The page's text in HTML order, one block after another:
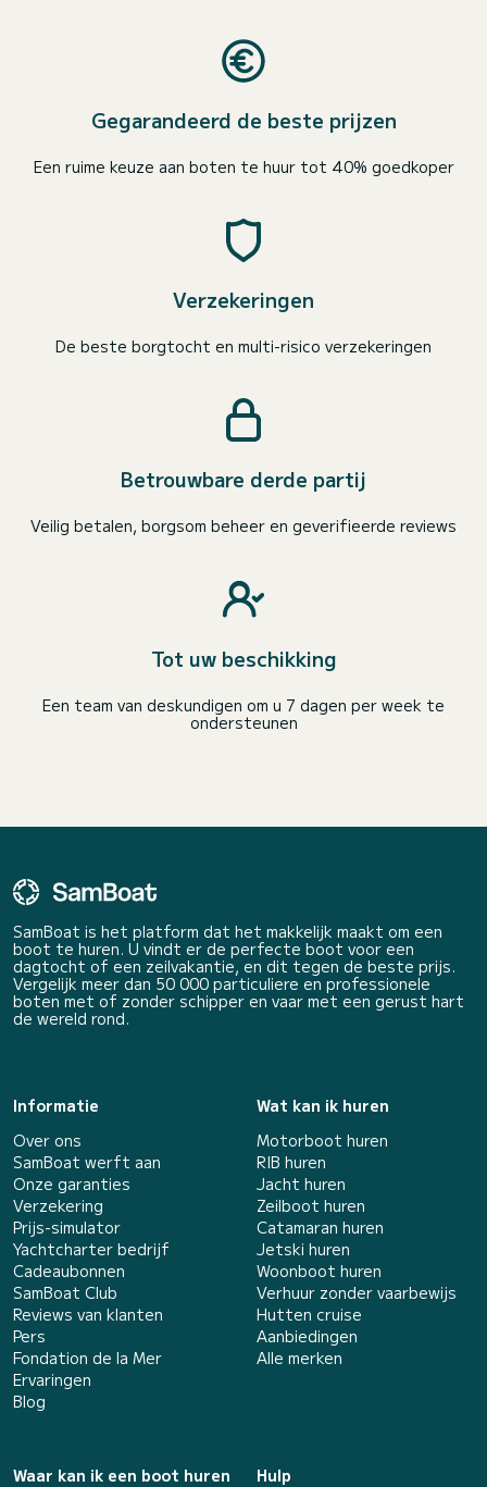
Gegarandeerd de beste prijzen
Een ruime keuze aan boten te huur tot 40% goedkoper
Verzekeringen
De beste borgtocht en multi-risico verzekeringen
Betrouwbare derde partij
Veilig betalen, borgsom beheer en geverifieerde reviews
Tot uw beschikking
Een team van deskundigen om u 7 dagen per week te
ondersteunen
SamBoat is het platform dat het makkelijk maakt om een
boot te huren. U vindt er de perfecte boot voor een
dagtocht of een zeilvakantie, en dit tegen de beste prijs.
Vergelijk meer dan 50 000 particuliere en professionele
boten met of zonder schipper en vaar met een gerust hart
de wereld rond.
Informatie
Over ons
SamBoat werft aan
Onze garanties
Verzekering
Prijs-simulator
Yachtcharter bedrijf
Cadeaubonnen
SamBoat Club
Reviews van klanten
Pers
Fondation de la Mer
Ervaringen
Blog
Wat kan ik huren
Motorboot huren
RIB huren
Jacht huren
Zeilboot huren
Catamaran huren
Jetski huren
Woonboot huren
Verhuur zonder vaarbewijs
Hutten cruise
Aanbiedingen
Alle merken
Waar kan ik een boot huren
Hulp